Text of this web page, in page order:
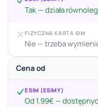
Tak — działa
FIZYCZNA KARTA SIM
Nie — trzeba
Cena od
ESIM (ESIMY)
Od 1.99€ —